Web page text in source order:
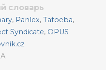
словарь
, Panlex,Tatoeba,
Syndicate, OPUS